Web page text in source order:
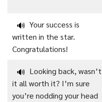
🔊 Your success is
written in the star.
Congratulations!
🔊 Looking back, wasn’t
it all worth it? I’m sure
you’re nodding your head